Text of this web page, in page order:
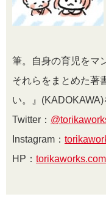
筆。自身の育児をマ
それらをまとめた著
い。』(KADOKAWA)
Twitter：
Instagram：
HP： torikaworks.com